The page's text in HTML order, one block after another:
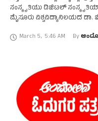
ಸಂಸ್ಕೃತಿಯು ಡಿಜಿಟಲ್
ಮೈಸೂರು ವಿಶ್ವವಿದ್ಯಾನಿಲಯದ ಡಾ.
March 5, 5:46 AM By